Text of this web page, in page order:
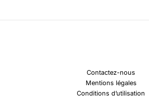
Contactez-nous
Mentions légales
Conditions d’utilisation